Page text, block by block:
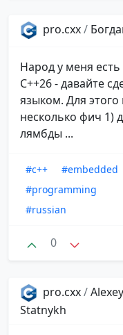
pro.cxx/
Народ у меня
С++26 - давайте
языком. Для
несколько фич 1)
лямбды ...
#c++
#embedded
#programming
#russian
0
pro.cxx/Alexey
Statnykh